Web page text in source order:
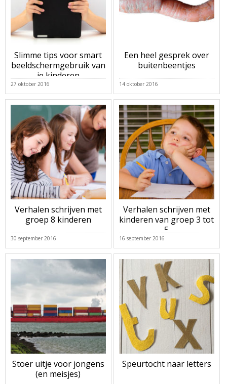
Slimme tips voor smart
beeldschermgebruik van
je kinderen
27 oktober 2016
Een heel gesprek over
buitenbeentjes
14 oktober 2016
Verhalen schrijven met
groep 8 kinderen
30 september 2016
Verhalen schrijven met
kinderen van groep 3 tot
5
16 september 2016
Stoer uitje voor jongens
(en meisjes)
Speurtocht naar letters